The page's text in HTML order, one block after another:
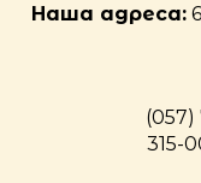
Наша адреса:
(057)
315-